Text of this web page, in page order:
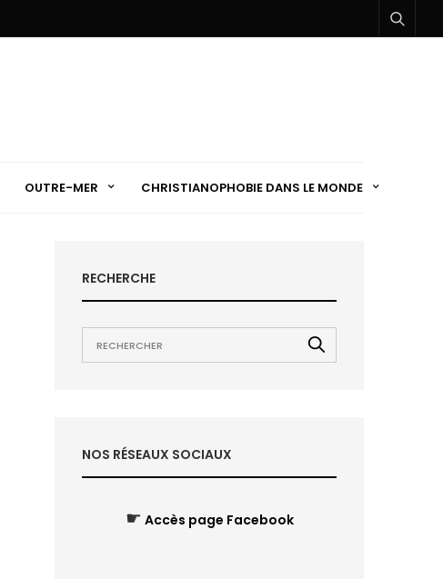
OUTRE-MER CHRISTIANOPHOBIE DANS LE MONDE
RECHERCHE
NOS RÉSEAUX SOCIAUX
☛ Accès page Facebook